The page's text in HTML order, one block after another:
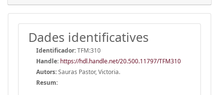
Dades identificatives
Identificador:TFM:310
Handle: https://hdl.handle.net/20.500.11797/TFM310
Autors:Sauras Pastor, Victoria.
Resum: